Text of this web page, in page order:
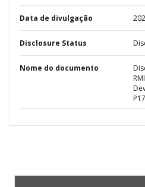
Data de divulgação
Disclosure Status
Nome do documento